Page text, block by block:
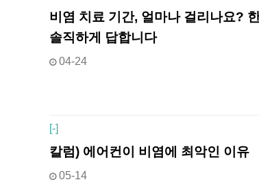
비염 치료 기간, 얼마나 걸리나요?
솔직하게 답합니다
04-24
[-]
칼럼) 에어컨이 비염에 최악인 이유
05-14